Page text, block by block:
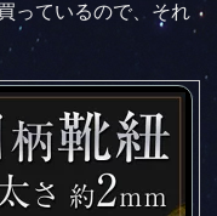
っているので、それ